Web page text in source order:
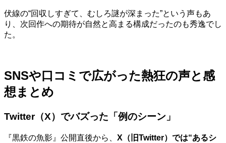
伏線の“回収しすぎて、むしろ謎が深まった”という声もあ
り、次回作への期待が自然と高まる構成だったのも秀逸でし
た。
SNSや口コミで広がった熱狂の声と感
想まとめ
Twitter（X）でバズった「例のシーン」
『黒鉄の魚影』公開直後から、 X（旧Twitter）では“あるシ